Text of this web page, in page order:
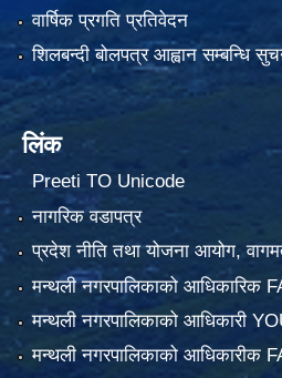
वार्षिक प्रगति प्रतिवेदन
शिलबन्दी बोलपत्र आह्वान सम्बन्धि
लिंक
Preeti TO Unicode
नागरिक वडापत्र
प्रदेश नीति तथा योजना आयोग,
मन्थली नगरपालिकाको आधिकारिक
मन्थली नगरपालिकाको आधिकारी
मन्थली नगरपालिकाको आधिकारीक